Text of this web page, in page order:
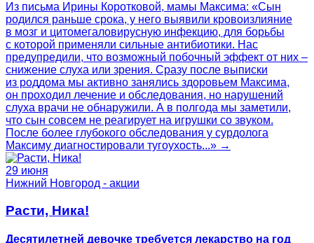
Из письма Ирины Коротковой, мамы Максима: «Сын
родился раньше срока, у него выявили кровоизлияние
в мозг и цитомегаловирусную инфекцию, для борьбы
с которой применяли сильные антибиотики. Нас
предупредили, что возможный побочный эффект от них –
снижение слуха или зрения. Сразу после выписки
из роддома мы активно занялись здоровьем Максима,
он проходил лечение и обследования, но нарушений
слуха врачи не обнаружили. А в полгода мы заметили,
что сын совсем не реагирует на игрушки со звуком.
После более глубокого обследования у сурдолога
Максиму диагностировали тугоухость...» →
29 июня
Нижний Новгород - акции
Расти, Ника!
Десятилетней девочке требуется лекарство на год